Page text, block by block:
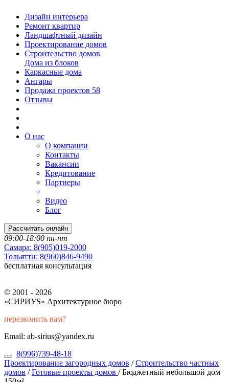
Дизайн интерьера
Ремонт квартир
Ландшафтный дизайн
Проектирование домов
Строительство домов
Дома из блоков
Каркасные дома
Ангары
Продажа проектов 58
Отзывы
О нас
О компании
Контакты
Вакансии
Кредитование
Партнеры
Видео
Блог
Рассчитать онлайн
09:00-18:00 пн-пт
Самара: 8(905)019-2000
Тольятти: 8(960)846-9490
бесплатная консультация
© 2001 - 2026
«СИРИУS» Архитектурное бюро
перезвонить вам?
Email: ab-sirius@yandex.ru
8(996)739-48-18
Проектирование загородных домов /Строительство частных
домов /Готовые проекты домов /Бюджетный небольшой дом